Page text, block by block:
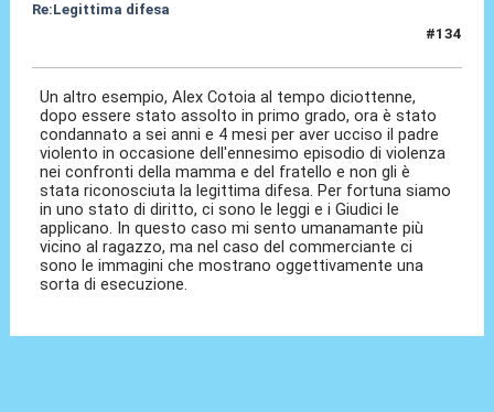
Re:Legittima difesa
#134
Un altro esempio, Alex Cotoia al tempo diciottenne,
dopo essere stato assolto in primo grado, ora è stato
condannato a sei anni e 4 mesi per aver ucciso il padre
violento in occasione dell'ennesimo episodio di violenza
nei confronti della mamma e del fratello e non gli è
stata riconosciuta la legittima difesa. Per fortuna siamo
in uno stato di diritto, ci sono le leggi e i Giudici le
applicano. In questo caso mi sento umanamante più
vicino al ragazzo, ma nel caso del commerciante ci
sono le immagini che mostrano oggettivamente una
sorta di esecuzione.